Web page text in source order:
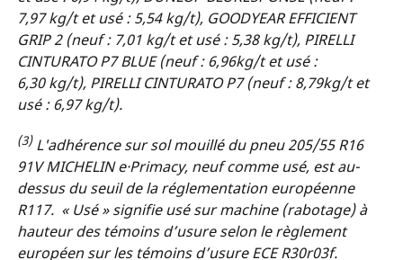
7,97 kg/t et usé : 5,54 kg/t), GOODYEAR EFFICIENT
GRIP 2 (neuf : 7,01 kg/t et usé : 5,38 kg/t), PIRELLI
CINTURATO P7 BLUE (neuf : 6,96kg/t et usé :
6,30 kg/t), PIRELLI CINTURATO P7 (neuf : 8,79kg/t et
usé : 6,97 kg/t).
(3)L'adhérence sur sol mouillé du pneu 205/55 R16
91V MICHELIN e·Primacy, neuf comme usé, est au-
dessus du seuil de la réglementation européenne
R117. « Usé » signifie usé sur machine (rabotage) à
hauteur des témoins d’usure selon le règlement
européen sur les témoins d’usure ECE R30r03f.